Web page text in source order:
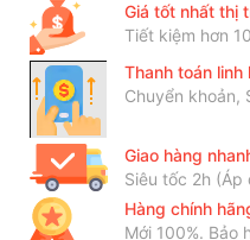
Giá tốt nhất thị
Tiết kiệm hơn
Thanh toán linh
Chuyển khoản,
Giao hàng
Siêu tốc 2h (Áp
Hàng chính
Mới 100%. Bảo